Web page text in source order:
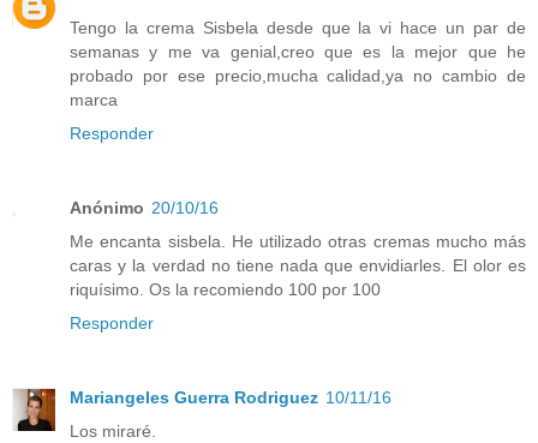
Tengo la crema Sisbela desde que la vi hace un par de
semanas y me va genial,creo que es la mejor que he
probado por ese precio,mucha calidad,ya no cambio de
marca
Responder
Anónimo 20/10/16
Me encanta sisbela. He utilizado otras cremas mucho más
caras y la verdad no tiene nada que envidiarles. El olor es
riquísimo. Os la recomiendo 100 por 100
Responder
Mariangeles Guerra Rodriguez 10/11/16
Los miraré.